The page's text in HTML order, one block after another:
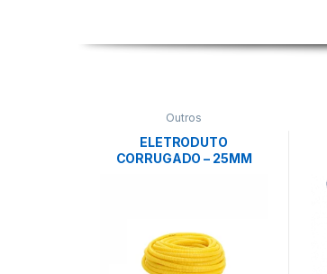
Outros
ELETRODUTO
CORRUGADO – 25MM